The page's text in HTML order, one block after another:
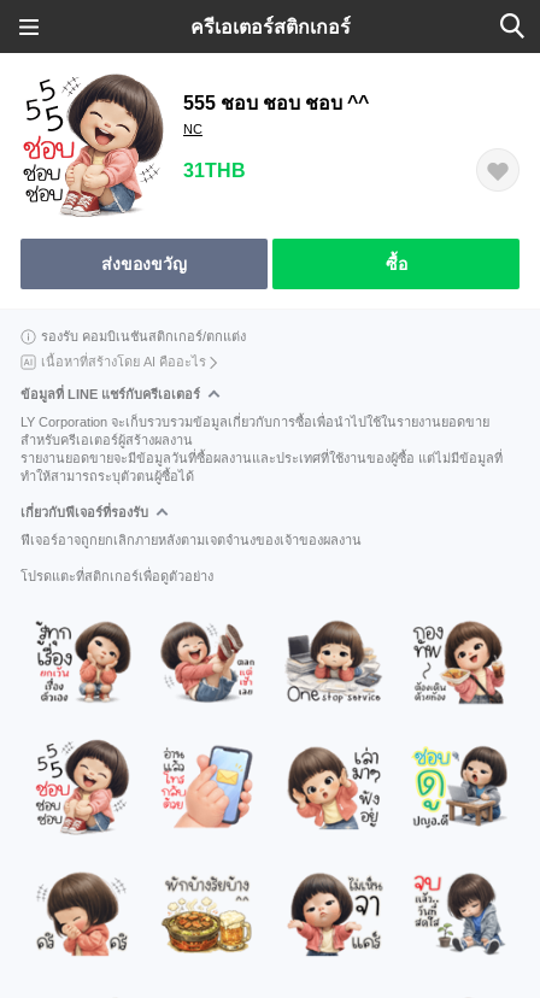
ครีเอเตอร์สติกเกอร์
555 ชอบ ชอบ ชอบ ^^
NC
31THB
ส่งของขวัญ ซื้อ
รองรับ คอมบิเนชันสติกเกอร์/ตกแต่ง
เนื้อหาที่สร้างโดย AI คืออะไร
ข้อมูลที่ LINE แชร์กับครีเอเตอร์
LY Corporation จะเก็บรวบรวมข้อมูลเกี่ยวกับการซื้อเพื่อนำไปใช้ในรายงานยอดขาย
สำหรับครีเอเตอร์ผู้สร้างผลงาน
รายงานยอดขายจะมีข้อมูลวันที่ซื้อผลงานและประเทศที่ใช้งานของผู้ซื้อ แต่ไม่มีข้อมูลที่
ทำให้สามารถระบุตัวตนผู้ซื้อได้
เกี่ยวกับฟีเจอร์ที่รองรับ
ฟีเจอร์อาจถูกยกเลิกภายหลังตามเจตจำนงของเจ้าของผลงาน
โปรดแตะที่สติกเกอร์เพื่อดูตัวอย่าง